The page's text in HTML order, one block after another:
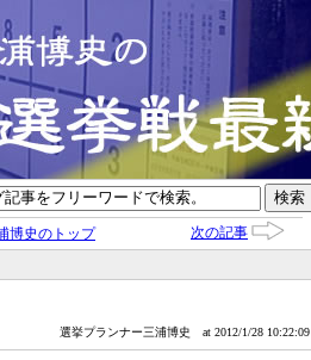
博史のトップ 次の記事
選挙プランナー三浦博史 at 2012/1/28 10:22:09